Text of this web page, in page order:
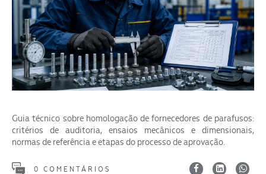
Guia técnico sobre homologação de fornecedores de parafusos:
critérios de auditoria, ensaios mecânicos e dimensionais,
normas de referência e etapas do processo de aprovação.
0 COMENTÁRIOS